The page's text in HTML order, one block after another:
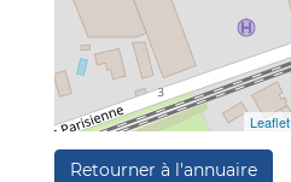
Leaflet
Retourner à l'annuaire